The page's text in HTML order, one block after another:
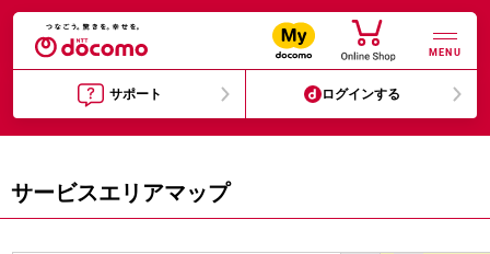
MENU
サポート ログインする
サービスエリアマップ